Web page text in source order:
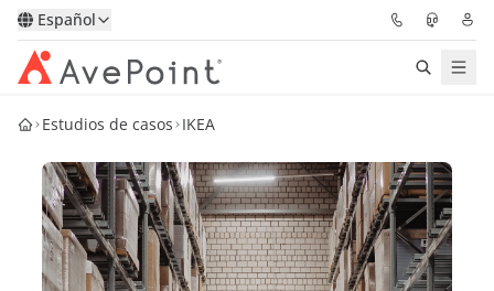
Español
Soluciones
Confidence Platform
Precios
Estudios de casos IKEA